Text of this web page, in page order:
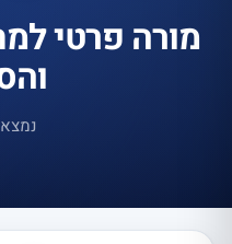
מורה פרטי